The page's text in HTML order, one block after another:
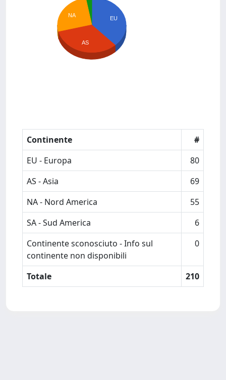
EU
NA
AS
Continente
#
EU - Europa
80
AS - Asia
69
NA - Nord America
55
SA - Sud America
6
Continente sconosciuto - Info sul
continente non disponibili
0
Totale 210